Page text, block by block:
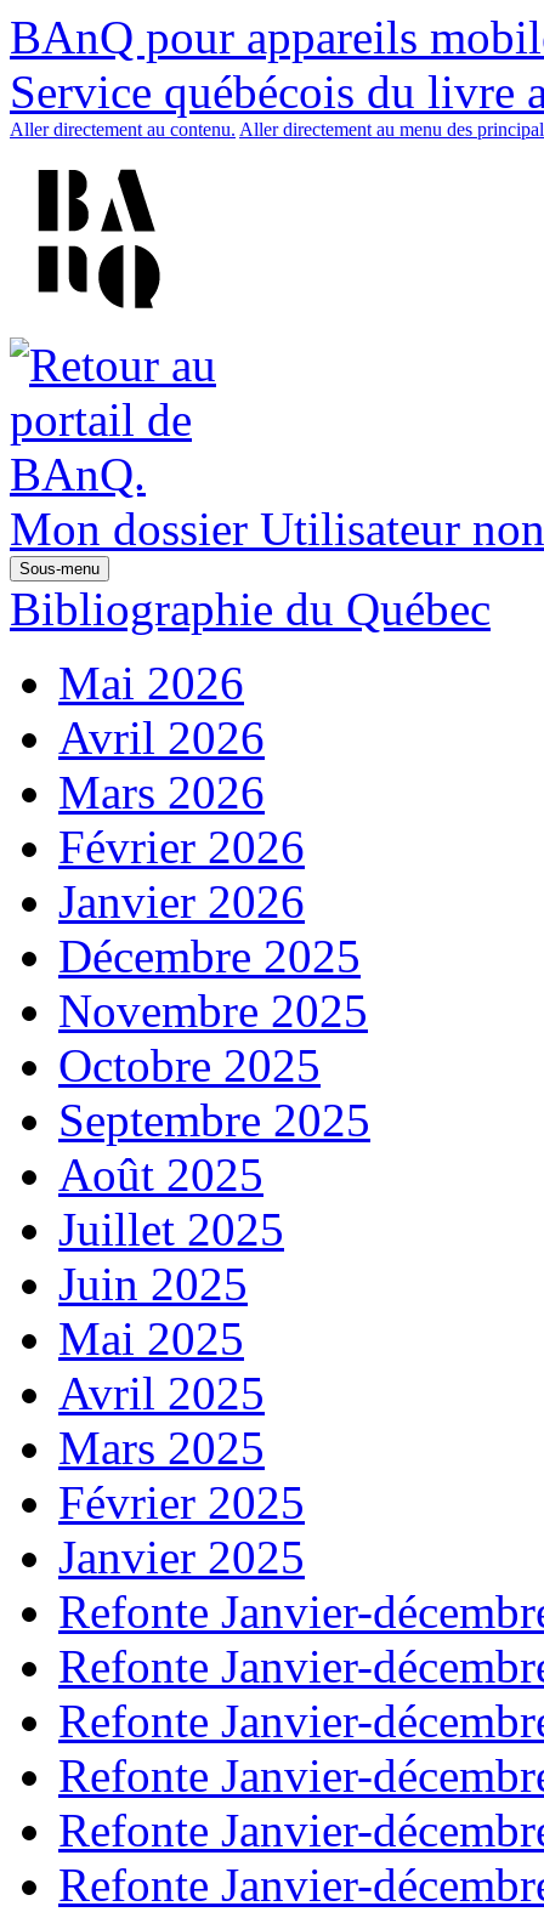
BAnQ pour appareils
Service québécois du livre
Aller directement au contenu. Aller directement au menu des
Mon dossier Utilisateur
Sous-menu
Bibliographie du Québec
Mai 2026
Avril 2026
Mars 2026
Février 2026
Janvier 2026
Décembre 2025
Novembre 2025
Octobre 2025
Septembre 2025
Août 2025
Juillet 2025
Juin 2025
Mai 2025
Avril 2025
Mars 2025
Février 2025
Janvier 2025
Refonte Janvier-
Refonte Janvier-
Refonte Janvier-
Refonte Janvier-
Refonte Janvier-
Refonte Janvier-